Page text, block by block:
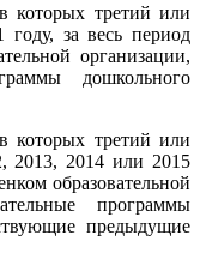
которых третий или
за весь период
организации,
дошкольного
которых третий или
2013, 2014 или 2015
образовательной
программы
предыдущие